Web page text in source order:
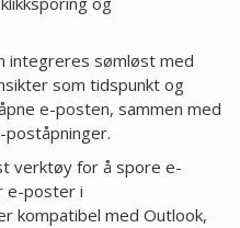
integreres sømløst med
som tidspunkt og
e-posten, sammen med
poståpninger.
verktøy for å spore e-
e-poster i
kompatibel med Outlook,